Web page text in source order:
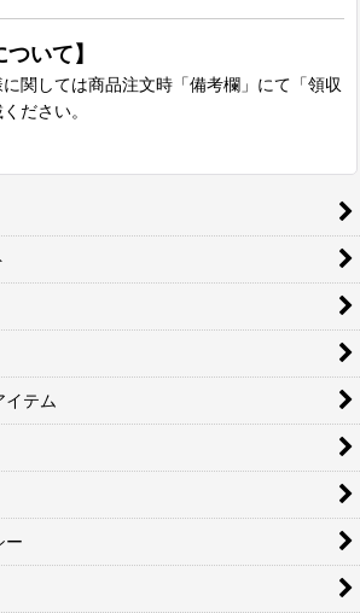
いて】
関しては商品注文時「備考欄」にて「領収
ださい。
イテム
ー